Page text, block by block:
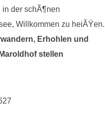
in der schÃ¶nen
Willkommen zu heiÃŸen.
Erhohlen und
stellen